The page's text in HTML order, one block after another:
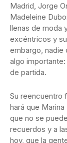
Madrid, Jorge
Madeleine
llenas de moda
excéntricos y
embargo, nadie
algo
de partida.
Su reencuentro
hará que
que no se
recuerdos y a
hoy, que la